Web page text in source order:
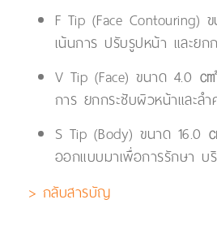
F Tip (Face
เน้นการ ปรับรูปหน้า และยก
V Tip (Face) ขนาด 4.0
การ ยกกระชับผิวหน้าและลำ
S Tip (Body) ขนาด 16.0
ออกแบบมาเพื่อการรักษา บ
> กลับสารบัญ